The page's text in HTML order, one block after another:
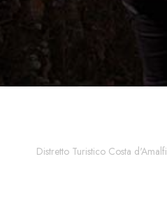
Distretto Turistico Costa d'Amalfi